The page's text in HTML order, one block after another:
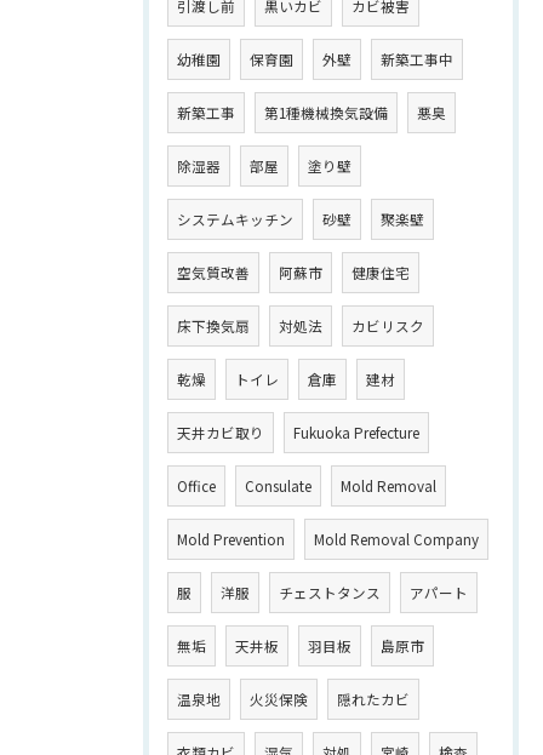
引渡し前 黒いカビ カビ被害
幼稚園 保育園 外壁 新築工事中
新築工事 第1種機械換気設備 悪臭
除湿器 部屋 塗り壁
システムキッチン 砂壁 聚楽壁
空気質改善 阿蘇市 健康住宅
床下換気扇 対処法 カビリスク
乾燥 トイレ 倉庫 建材
天井カビ取り Fukuoka Prefecture
Office Consulate Mold Removal
Mold Prevention Mold Removal Company
服 洋服 チェストタンス アパート
無垢 天井板 羽目板 島原市
温泉地 火災保険 隠れたカビ